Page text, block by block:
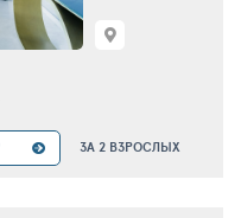
ЗА 2 ВЗРОСЛЫХ